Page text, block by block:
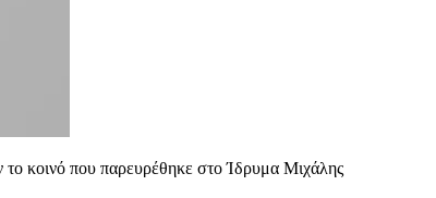
το κοινό που παρευρέθηκε στο Ίδρυμα Μιχάλης